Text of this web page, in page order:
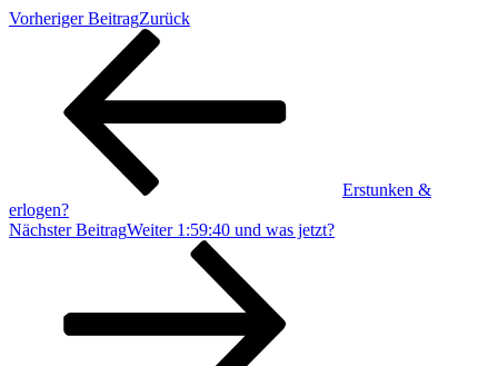
Vorheriger BeitragZurück
Erstunken &
erlogen?
Nächster BeitragWeiter 1:59:40 und was jetzt?